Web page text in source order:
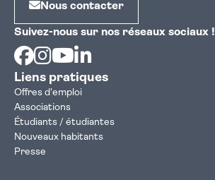
Nous contacter
Suivez-nous sur nos réseaux sociaux !
Facebook
Instagram
Youtube
Liens pratiques
Offres d'emploi
Associations
Étudiants / étudiantes
Nouveaux habitants
Presse